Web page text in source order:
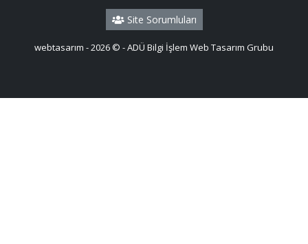
Site Sorumluları
webtasarım - 2026 © - ADÜ Bilgi İşlem Web Tasarım Grubu